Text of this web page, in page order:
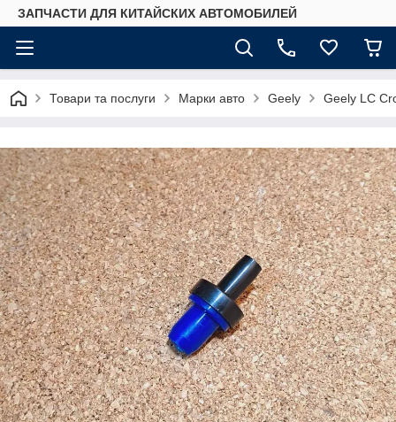
ЗАПЧАСТИ ДЛЯ КИТАЙСКИХ АВТОМОБИЛЕЙ
Товари та послуги Марки авто Geely Geely LC